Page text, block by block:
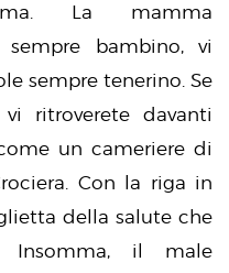
La mamma
bambino, vi
sempre tenerino. Se
vi ritroverete davanti
un cameriere di
Con la riga in
della salute che
Insomma, il male